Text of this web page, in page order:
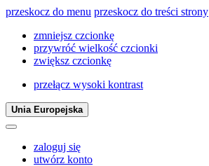
przeskocz do menu przeskocz do treści strony
zmniejsz czcionkę
przywróć wielkość czcionki
zwiększ czcionkę
przełącz wysoki kontrast
Unia Europejska
zaloguj się
utwórz konto